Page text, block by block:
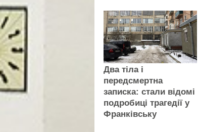
Два тіла і
передсмертна
записка: стали відомі
подробиці трагедії у
Франківську